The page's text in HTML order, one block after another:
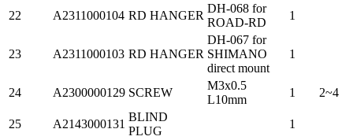
22
A2311000104 RD HANGER
DH-068 for
ROAD-RD
1
23 A2311000103 RD HANGER
DH-067 for
SHIMANO
direct mount
1
24 A2300000129 SCREW
M3x0.5
L10mm
1 2~4
25 A2143000131
BLIND
PLUG
1